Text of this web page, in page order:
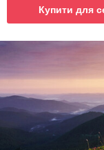
Купити для